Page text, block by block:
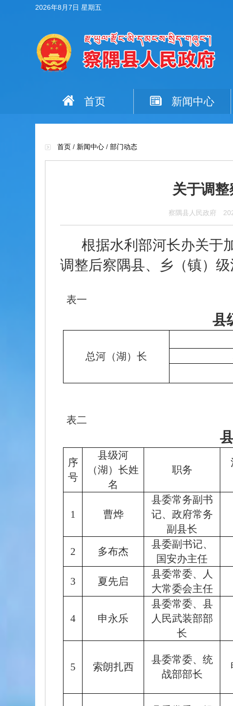
2026年8月7日 星期五
首页 新闻中心
首页 / 新闻中心 / 部门动态
关于调
察隅县人民政府
根据水利部河长办关于
调整后察隅县、乡（镇）
表一
县
总河（湖）长
表二
序
号
县级河
（湖）长姓
名
职务
1 曹烨
县委常务副书
记、政府常务
副县长
2 多布杰
县委副书记、
国安办主任
3 夏先启
县委常委、人
大常委会主任
4 申永乐
县委常委、县
人民武装部部
长
5 索朗扎西
县委常委、统
战部部长